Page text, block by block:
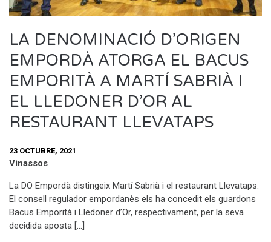
LA DENOMINACIÓ D’ORIGEN
EMPORDÀ ATORGA EL BACUS
EMPORITÀ A MARTÍ SABRIÀ I
EL LLEDONER D’OR AL
RESTAURANT LLEVATAPS
23 OCTUBRE, 2021
Vinassos
La DO Empordà distingeix Martí Sabrià i el restaurant Llevataps.
El consell regulador empordanès els ha concedit els guardons
Bacus Emporità i Lledoner d’Or, respectivament, per la seva
decidida aposta […]